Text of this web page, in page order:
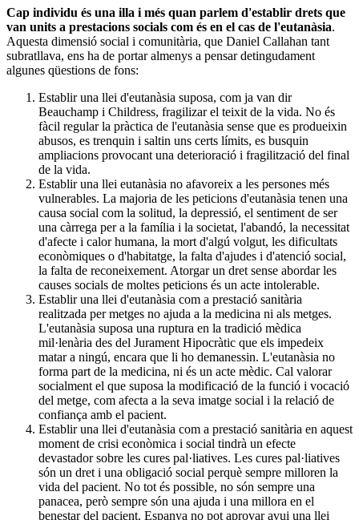
Cap individu és una illa i més quan parlem d'establir drets que
van units a prestacions socials com és en el cas de l'eutanàsia.
Aquesta dimensió social i comunitària, que Daniel Callahan tant
subratllava, ens ha de portar almenys a pensar detingudament
algunes qüestions de fons:
Establir una llei d'eutanàsia suposa, com ja van dir
Beauchamp i Childress, fragilizar el teixit de la vida. No és
fàcil regular la pràctica de l'eutanàsia sense que es produeixin
abusos, es trenquin i saltin uns certs límits, es busquin
ampliacions provocant una deterioració i fragilització del final
de la vida.
Establir una llei eutanàsia no afavoreix a les persones més
vulnerables. La majoria de les peticions d'eutanàsia tenen una
causa social com la solitud, la depressió, el sentiment de ser
una càrrega per a la família i la societat, l'abandó, la necessitat
d'afecte i calor humana, la mort d'algú volgut, les dificultats
econòmiques o d'habitatge, la falta d'ajudes i d'atenció social,
la falta de reconeixement. Atorgar un dret sense abordar les
causes socials de moltes peticions és un acte intolerable.
Establir una llei d'eutanàsia com a prestació sanitària
realitzada per metges no ajuda a la medicina ni als metges.
L'eutanàsia suposa una ruptura en la tradició mèdica
mil·lenària des del Jurament Hipocràtic que els impedeix
matar a ningú, encara que li ho demanessin. L'eutanàsia no
forma part de la medicina, ni és un acte mèdic. Cal valorar
socialment el que suposa la modificació de la funció i vocació
del metge, com afecta a la seva imatge social i la relació de
confiança amb el pacient.
Establir una llei d'eutanàsia com a prestació sanitària en aquest
moment de crisi econòmica i social tindrà un efecte
devastador sobre les cures pal·liatives. Les cures pal·liatives
són un dret i una obligació social perquè sempre milloren la
vida del pacient. No tot és possible, no són sempre una
panacea, però sempre són una ajuda i una millora en el
benestar del pacient. Espanya no pot aprovar avui una llei